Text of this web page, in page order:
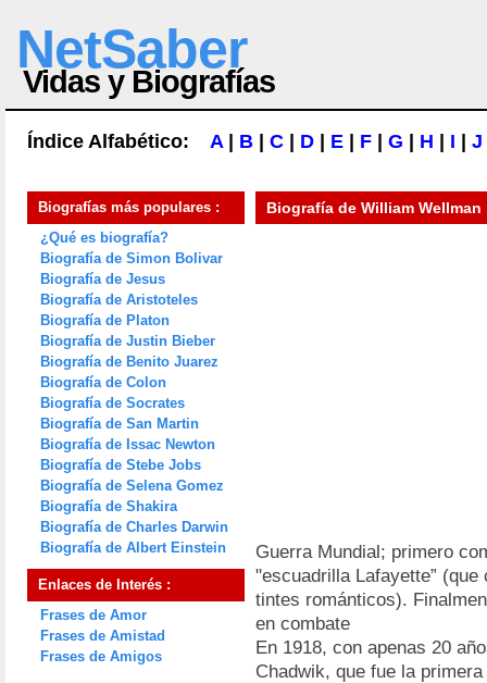
NetSaber
Vidas y Biografías
Índice Alfabético: A| B C D E F G H I J
Biografías más populares :
¿Qué es biografía?
Biografía de Simon Bolivar
Biografía de Jesus
Biografía de Aristoteles
Biografía de Platon
Biografía de Justin Bieber
Biografía de Benito Juarez
Biografía de Colon
Biografía de Socrates
Biografía de San Martin
Biografía de Issac Newton
Biografía de Stebe Jobs
Biografía de Selena Gomez
Biografía de Shakira
Biografía de Charles Darwin
Biografía de Albert Einstein
Enlaces de Interés :
Frases de Amor
Frases de Amistad
Frases de Amigos
Biografía de William Wellman
Guerra Mundial; primero
"escuadrilla Lafayette”
tintes románticos).
en combate
En 1918, con apenas 20
Chadwik, que fue la